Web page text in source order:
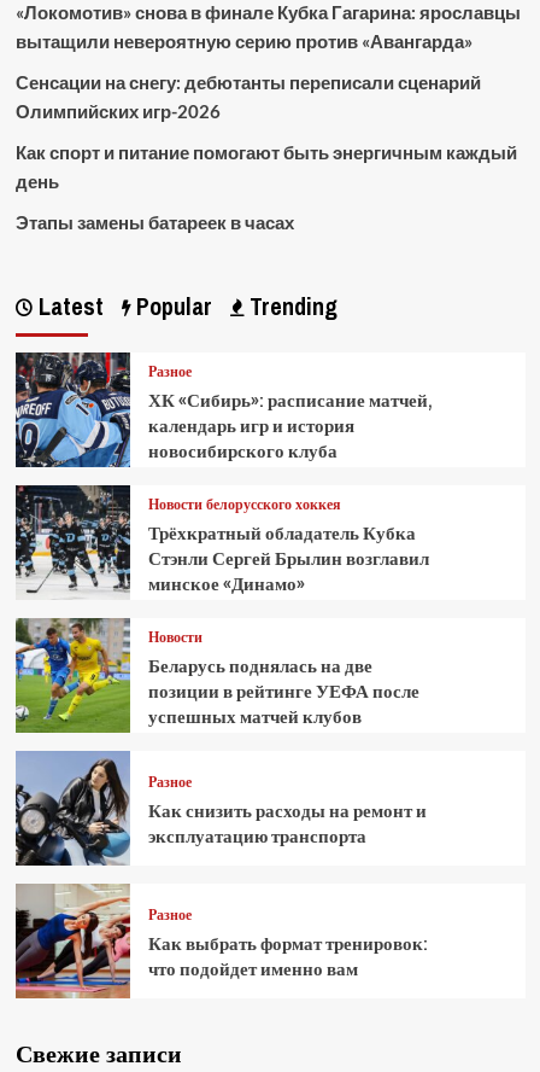
«Локомотив» снова в финале Кубка Гагарина: ярославцы
вытащили невероятную серию против «Авангарда»
Сенсации на снегу: дебютанты переписали сценарий
Олимпийских игр-2026
Как спорт и питание помогают быть энергичным каждый
день
Этапы замены батареек в часах
Latest Popular Trending
Разное
ХК «Сибирь»: расписание матчей,
календарь игр и история
новосибирского клуба
Новости белорусского хоккея
Трёхкратный обладатель Кубка
Стэнли Сергей Брылин возглавил
минское «Динамо»
Новости
Беларусь поднялась на две
позиции в рейтинге УЕФА после
успешных матчей клубов
Разное
Как снизить расходы на ремонт и
эксплуатацию транспорта
Разное
Как выбрать формат тренировок:
что подойдет именно вам
Свежие записи